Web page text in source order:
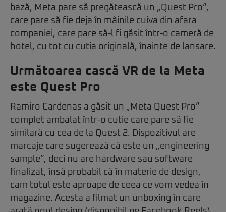
bază, Meta pare să pregătească un „Quest Pro”,
care pare să fie deja în mâinile cuiva din afara
companiei, care pare să-l fi găsit într-o cameră de
hotel, cu tot cu cutia originală, înainte de lansare.
Următoarea cască VR de la Meta
este Quest Pro
Ramiro Cardenas a găsit un „Meta Quest Pro”
complet ambalat într-o cutie care pare să fie
similară cu cea de la Quest 2. Dispozitivul are
marcaje care sugerează că este un „engineering
sample”, deci nu are hardware sau software
finalizat, însă probabil că în materie de design,
cam totul este aproape de ceea ce vom vedea în
magazine. Acesta a filmat un unboxing în care